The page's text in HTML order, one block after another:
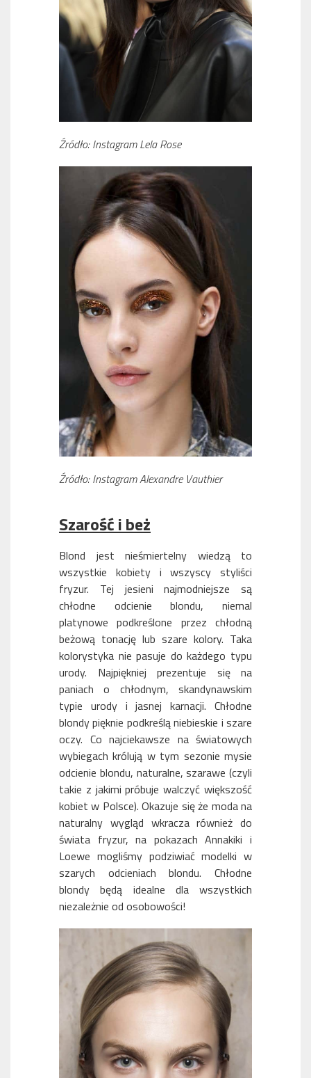
Źródło: Instagram Lela Rose
Źródło: Instagram Alexandre Vauthier
Szarość i beż
Blond jest nieśmiertelny wiedzą to
wszystkie kobiety i wszyscy styliści
fryzur. Tej jesieni najmodniejsze są
chłodne odcienie blondu, niemal
platynowe podkreślone przez chłodną
beżową tonację lub szare kolory. Taka
kolorystyka nie pasuje do każdego typu
urody. Najpiękniej prezentuje się na
paniach o chłodnym, skandynawskim
typie urody i jasnej karnacji. Chłodne
blondy pięknie podkreślą niebieskie i szare
oczy. Co najciekawsze na światowych
wybiegach królują w tym sezonie mysie
odcienie blondu, naturalne, szarawe (czyli
takie z jakimi próbuje walczyć większość
kobiet w Polsce). Okazuje się że moda na
naturalny wygląd wkracza również do
świata fryzur, na pokazach Annakiki i
Loewe mogliśmy podziwiać modelki w
szarych odcieniach blondu. Chłodne
blondy będą idealne dla wszystkich
niezależnie od osobowości!